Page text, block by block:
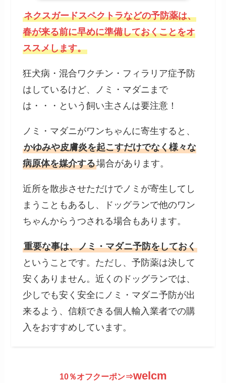
ネクスガードスペクトラなどの予防薬は、
春が来る前に早めに準備しておくことをオ
ススメします。
狂犬病・混合ワクチン・フィラリア症予防
はしているけど、ノミ・マダニまで
は・・・という飼い主さんは要注意！
ノミ・マダニがワンちゃんに寄生すると、
かゆみや皮膚炎を起こすだけでなく様々な
病原体を媒介する場合があります。
近所を散歩させただけでノミが寄生してし
まうこともあるし、ドッグランで他のワン
ちゃんからうつされる場合もあります。
重要な事は、ノミ・マダニ予防をしておく
ということです。ただし、予防薬は決して
安くありません。近くのドッグランでは、
少しでも安く安全にノミ・マダニ予防が出
来るよう、信頼できる個人輸入業者での購
入をおすすめしています。
10％オフクーポン⇒welcm